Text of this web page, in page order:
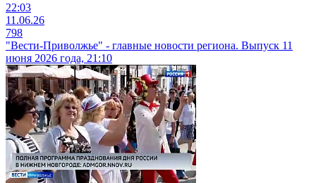
22:03
11.06.26
798
"Вести-Приволжье" - главные новости региона. Выпуск 11
июня 2026 года, 21:10